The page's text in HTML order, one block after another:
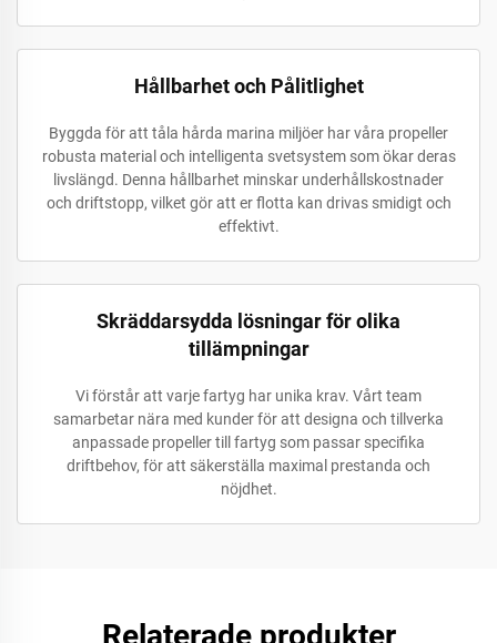
Hållbarhet och Pålitlighet
Byggda för att tåla hårda marina miljöer har våra propeller
robusta material och intelligenta svetsystem som ökar deras
livslängd. Denna hållbarhet minskar underhållskostnader
och driftstopp, vilket gör att er flotta kan drivas smidigt och
effektivt.
Skräddarsydda lösningar för olika
tillämpningar
Vi förstår att varje fartyg har unika krav. Vårt team
samarbetar nära med kunder för att designa och tillverka
anpassade propeller till fartyg som passar specifika
driftbehov, för att säkerställa maximal prestanda och
nöjdhet.